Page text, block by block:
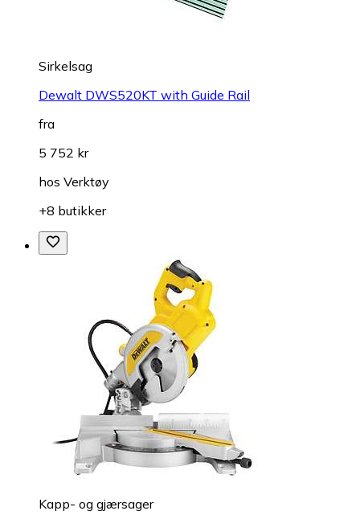
Sirkelsag
Dewalt DWS520KT with Guide Rail
fra
5 752 kr
hos Verktøy
+8 butikker
Kapp- og gjærsager